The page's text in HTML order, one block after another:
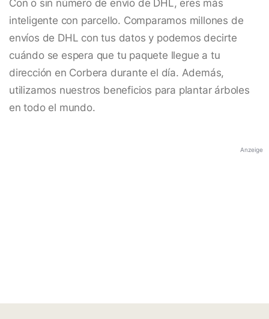
Con o sin número de envío de DHL, eres más
inteligente con parcello. Comparamos millones de
envíos de DHL con tus datos y podemos decirte
cuándo se espera que tu paquete llegue a tu
dirección en Corbera durante el día. Además,
utilizamos nuestros beneficios para plantar árboles
en todo el mundo.
Anzeige